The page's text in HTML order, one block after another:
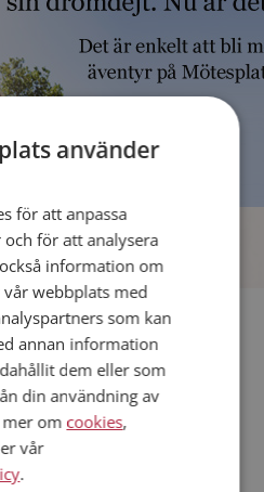
använder
för att anpassa
för att analysera
information om
webbplats med
som kan
annan information
dem eller som
din användning av
mer om cookies,
vår
.